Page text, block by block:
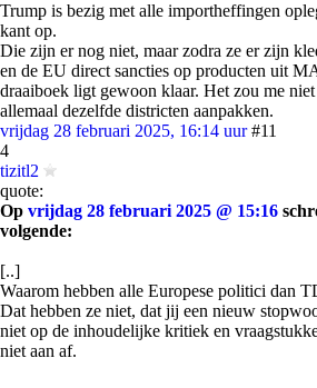
Trump is bezig met alle importheffingen
kant op.
Die zijn er nog niet, maar zodra ze er zijn
en de EU direct sancties op producten uit
draaiboek ligt gewoon klaar. Het zou me
allemaal dezelfde districten aanpakken.
vrijdag 28 februari 2025, 16:14 uur #11
4
tizitl2
quote:
Op vrijdag 28 februari 2025 @ 15:16
volgende:
[..]
Waarom hebben alle Europese politici dan
Dat hebben ze niet, dat jij een nieuw
niet op de inhoudelijke kritiek en
niet aan af.